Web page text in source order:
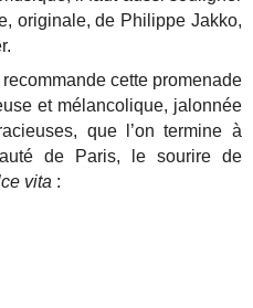
originale, de Philippe Jakko,
cette promenade
et mélancolique, jalonnée
que l’on termine à
de Paris, le sourire de
vita :